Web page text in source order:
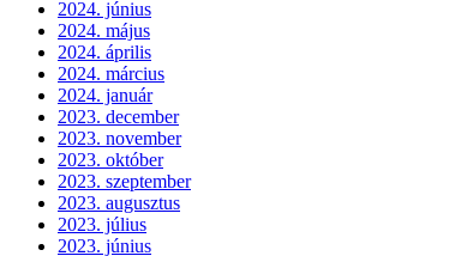
2024. június
2024. május
2024. április
2024. március
2024. január
2023. december
2023. november
2023. október
2023. szeptember
2023. augusztus
2023. július
2023. június